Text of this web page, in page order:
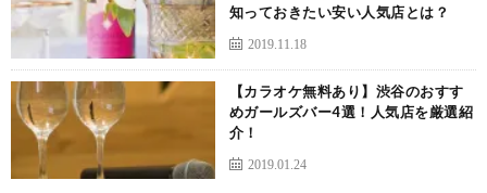
知っておきたい安い人気店とは？
2019.11.18
【カラオケ無料あり】渋谷のおすす
めガールズバー4選！人気店を厳選紹
介！
2019.01.24